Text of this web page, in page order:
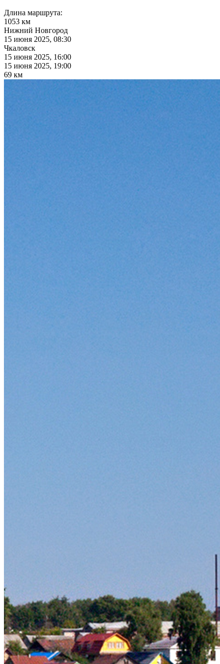
Длина маршрута:
1053 км
Нижний Новгород
15 июня 2025, 08:30
Чкаловск
15 июня 2025, 16:00
15 июня 2025, 19:00
69 км